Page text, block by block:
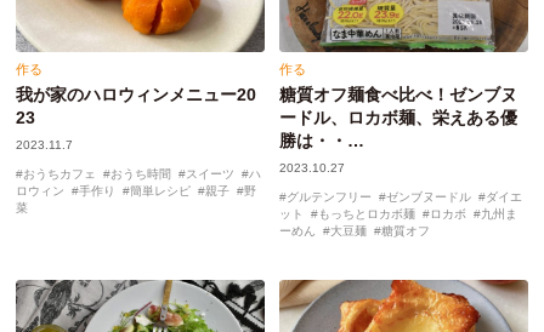
作る
我が家のハロウィンメニュー20
23
2023.11.7
おうちカフェ おうち時間 スイーツ
ハ
ロウィン
手作り 簡単レシピ 親子
野
菜
作る
糖質オフ麺食べ比べ！ゼンブヌ
ードル、ロカボ麺、栄えある優
勝は・・…
2023.10.27
グルテンフリー ゼンブヌードル
ダイエ
ット
もっちとロカボ麺 ロカボ
九州ま
ーめん
大豆麺 糖質オフ